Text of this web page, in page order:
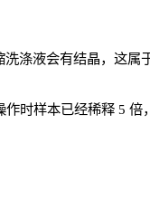
洗涤液会有结晶，这属
作时样本已经稀释5 倍